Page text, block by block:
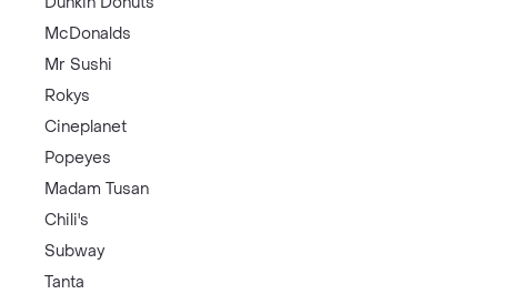
McDonalds
Mr Sushi
Rokys
Cineplanet
Popeyes
Madam Tusan
Chili's
Subway
Tanta